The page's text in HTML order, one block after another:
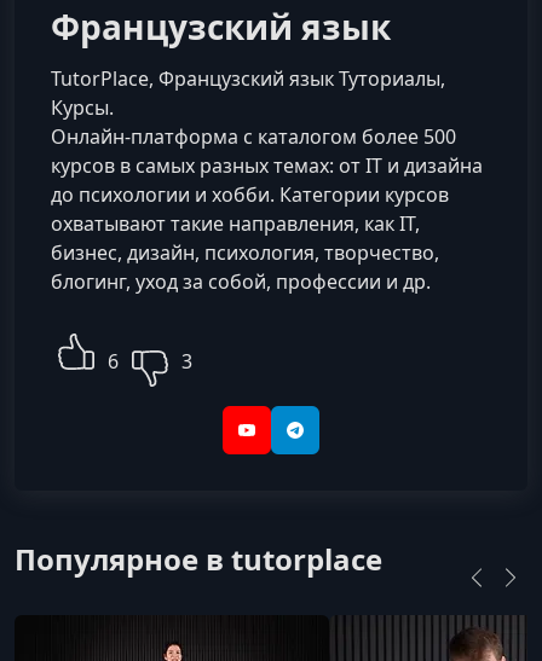
Французский язык
TutorPlace, Французский язык Туториалы,
Курсы.
Онлайн-платформа с каталогом более 500
курсов в самых разных темах: от IT и дизайна
до психологии и хобби. Категории курсов
охватывают такие направления, как IT,
бизнес, дизайн, психология, творчество,
блогинг, уход за собой, профессии и др.
6 3
YouTubeTelegram
Популярное в tutorplace